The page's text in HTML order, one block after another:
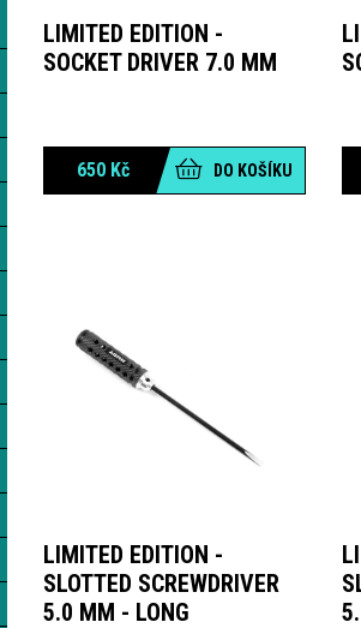
LIMITED EDITION -
SOCKET DRIVER 7.0 MM
650 Kč DO KOŠÍKU
LIMITED EDITION -
SLOTTED SCREWDRIVER
5.0 MM - LONG